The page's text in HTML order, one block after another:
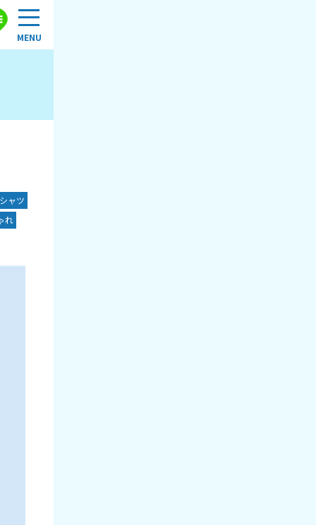
ャツ
れ